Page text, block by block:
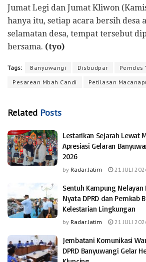
Jumat Legi dan Jumat Kliwon
hanya itu, setiap acara bersih desa
selamatan desa, tempat tersebut
bersama. (tyo)
Tags: Banyuwangi Disbudpar
Pemdes
Pesarean Mbah Candi
Petilasan
Related Posts
Lestarikan Sejarah Lewat
Apresiasi Gelaran
2026
by Radar Jatim 21 JULI
Sentuh Kampung Nelayan
Nyata DPRD dan Pemkab
Kelestarian Lingkungan
by Radar Jatim 21 JULI
Jembatani Komunikasi
DPRD Banyuwangi Gelar